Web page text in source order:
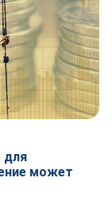
для
может